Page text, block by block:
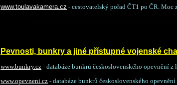
www.toulavakamera.cz - cestovatelský pořad ČT1 po ČR.
- - - - - - - - - - - - - - - - - - - - - - - - - - - - - - - - - - -
Pevnosti, bunkry a jiné přístupné vojenské
www.bunkry.cz - databáze bunkrů československého opevnění z
www.opevneni.cz - databáze bunkrů československého